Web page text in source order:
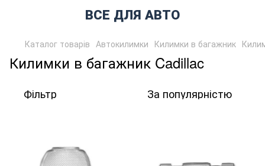
ВСЕ ДЛЯ АВТО
Каталог товарів Автокилимки Килимки в багажник
Килимки в багажник Cadillac
Фільтр За популярністю